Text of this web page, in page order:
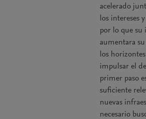
acelerado
los intereses
por lo que su
aumentara
los
impulsar el
primer paso
suficiente
nuevas
necesario